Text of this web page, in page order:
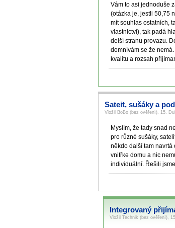
Vám to asi jednoduše
(otázka je, jestli 50,75
mít souhlas ostatních,
vlastnictví), tak padá
delší stranu provazu.
domnívám se že
kvalitu a rozsah
Sateit, sušáky a pod
Vložil BoBo (bez ověření), 15.
Myslím, že tady snad
pro různé sušáky,
někdo další tam navrtá
vnitřke domu a nic
individuální. Řešili
Integrovaný
Vložil Technik (bez ověření),